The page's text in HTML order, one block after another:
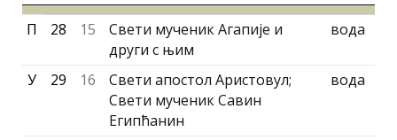
П 28 15
Свети мученик Агапије и
други с њим
вода
У 29 16
Свети апостол Аристовул;
Свети мученик Савин
Египћанин
вода